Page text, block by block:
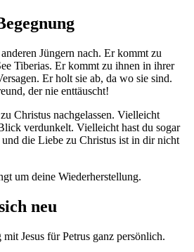
Jüngern nach. Er kommt zu
Tiberias. Er kommt zu ihnen in ihrer
Er holt sie ab, da wo sie sind.
der nie enttäuscht!
Christus nachgelassen. Vielleicht
verdunkelt. Vielleicht hast du sogar
die Liebe zu Christus ist in dir nicht
um deine Wiederherstellung.
neu
Jesus für Petrus ganz persönlich.